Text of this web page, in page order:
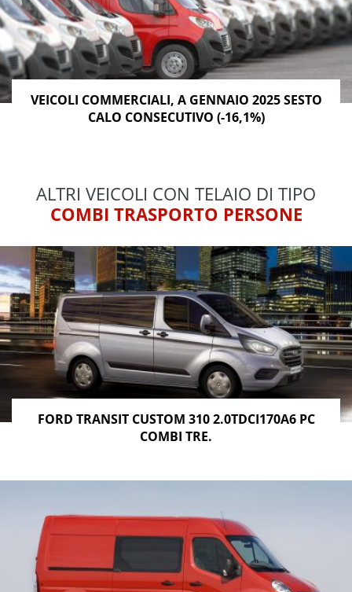
VEICOLI COMMERCIALI, A GENNAIO 2025 SESTO
CALO CONSECUTIVO (-16,1%)
ALTRI VEICOLI CON TELAIO DI TIPO
COMBI TRASPORTO PERSONE
FORD TRANSIT CUSTOM 310 2.0TDCI170A6 PC
COMBI TRE.